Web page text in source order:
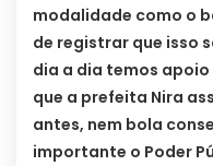
modalidade como o
de registrar que isso
dia a dia temos
que a prefeita Nira
antes, nem bola
importante o Poder